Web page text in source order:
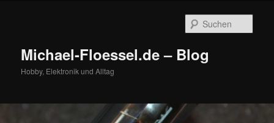
Michael-Floessel.de – Blog
Hobby, Elektronik und Alltag